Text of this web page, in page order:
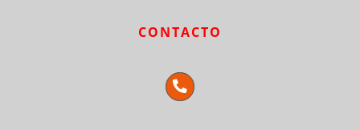
CONTACTO